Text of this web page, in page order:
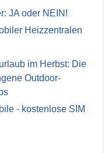
JA oder NEIN!
Heizzentralen
im Herbst: Die
Outdoor-
- kostenlose SIM